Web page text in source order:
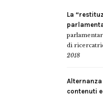
La
di
2018
contenuti